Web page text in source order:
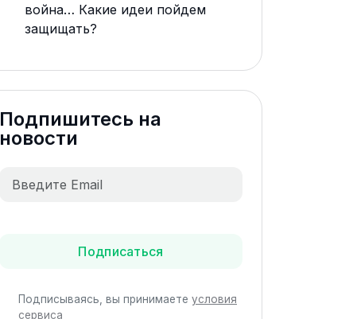
война… Какие идеи пойдем
защищать?
Подпишитесь на
новости
Подписаться
Подписываясь, вы принимаете условия
сервиса